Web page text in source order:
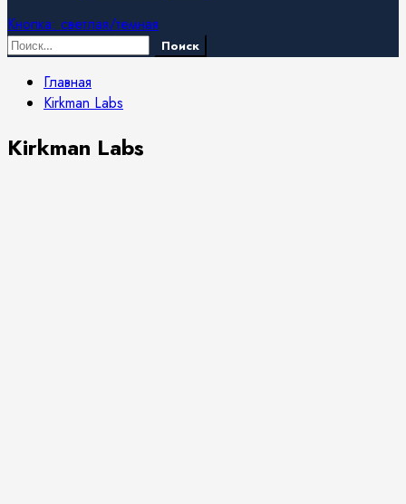
Кнопка: светлая/темная
Найти:
Главная
Kirkman Labs
Kirkman Labs